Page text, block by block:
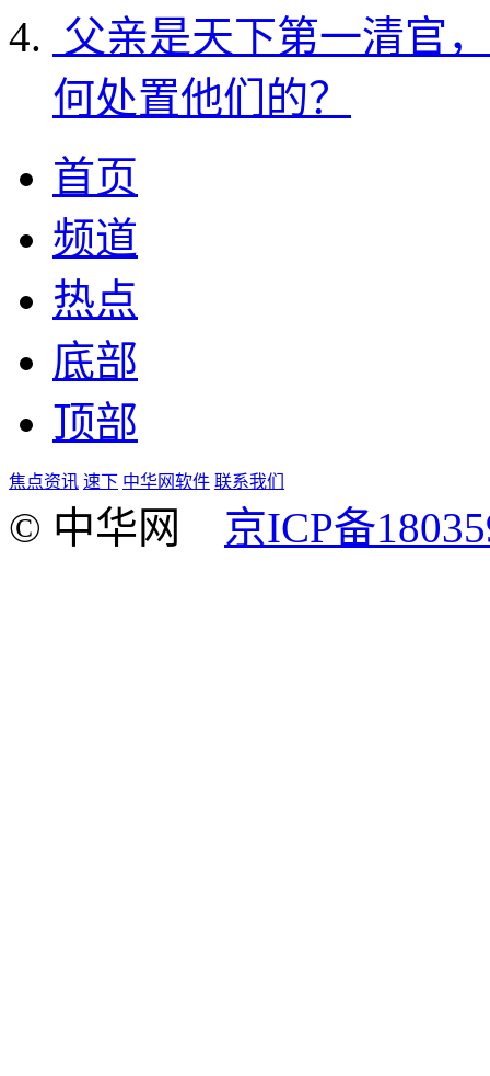
父亲是天下第一清官
何处置他们的？
首页
频道
热点
底部
顶部
焦点资讯 速下 中华网软件 联系我们
© 中华网 京ICP备